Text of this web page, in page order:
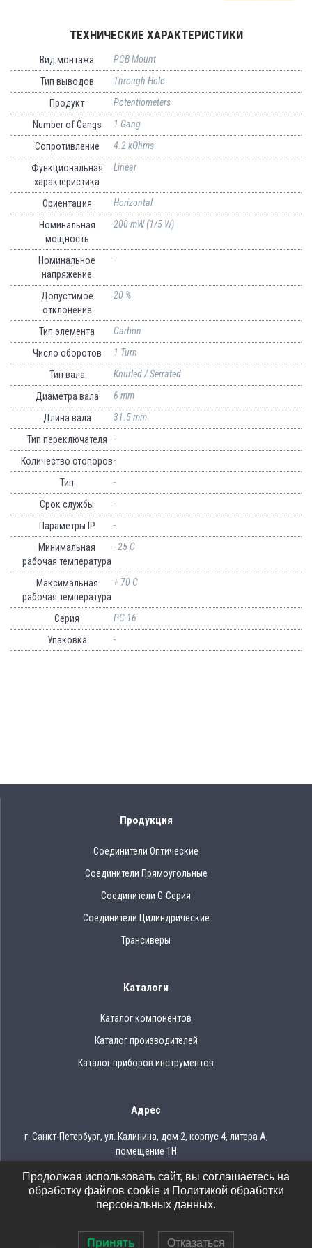
ТЕХНИЧЕСКИЕ ХАРАКТЕРИСТИКИ
Вид монтажа
PCB Mount
Тип выводов
Through Hole
Продукт
Potentiometers
Number of Gangs
1 Gang
Сопротивление
4.2 kOhms
Функциональная
характеристика
Linear
Ориентация
Horizontal
Номинальная
мощность
200 mW (1/5 W)
Номинальное
напряжение
-
Допустимое
отклонение
20 %
Тип элемента
Carbon
Число оборотов
1 Turn
Тип вала
Knurled / Serrated
Диаметра вала
6 mm
Длина вала
31.5 mm
Тип переключателя
-
Количество стопоров-
Тип
-
Срок службы
-
Параметры IP
-
Минимальная
рабочая температура
- 25 C
Максимальная
рабочая температура
+ 70 C
Серия
PC-16
Упаковка
-
Продукция
Соединители Оптические
Соединители Прямоугольные
Соединители G-Серия
Соединители Цилиндрические
Трансиверы
Каталоги
Каталог компонентов
Каталог производителей
Каталог приборов инструментов
Адрес
г. Санкт-Петербург, ул. Калинина, дом 2, корпус 4, литера А,
помещение 1Н
Тел.: 8 (812) 309-75-97
Email: ocean@oceanchips.ru
Продолжая использовать сайт, вы соглашаетесь на
обработку файлов cookie и Политикой обработки
персональных данных.
Принять Отказаться